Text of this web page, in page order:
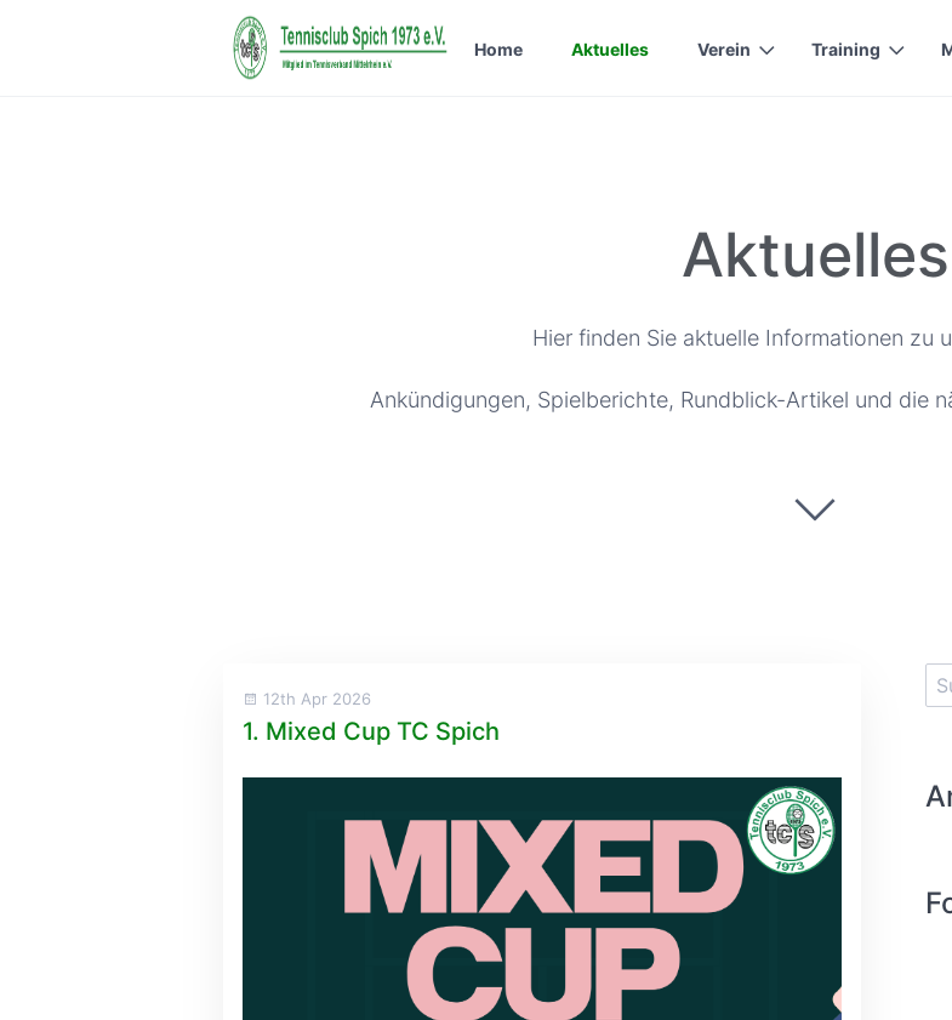
Home Aktuelles Verein Training
Aktuelles
Hier finden Sie aktuelle Informationen zu
Ankündigungen, Spielberichte, Rundblick-Artikel und die
12th Apr 2026
1. Mixed Cup TC Spich